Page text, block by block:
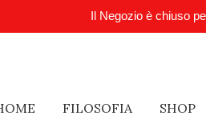
Il Negozio è chiuso
FILOSOFIA SHOP